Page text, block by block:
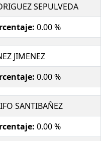
SEPULVEDA
0.00 %
JIMENEZ
0.00 %
SANTIBAÑEZ
0.00 %